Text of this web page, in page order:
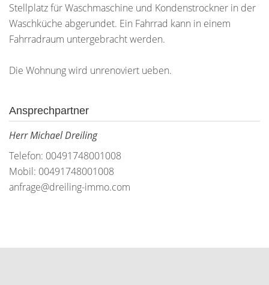
Stellplatz für Waschmaschine und Kondenstrockner in der
Waschküche abgerundet. Ein Fahrrad kann in einem
Fahrradraum untergebracht werden.
Die Wohnung wird unrenoviert ueben.
Ansprechpartner
Herr Michael Dreiling
Telefon: 00491748001008
Mobil: 00491748001008
anfrage@dreiling-immo.com